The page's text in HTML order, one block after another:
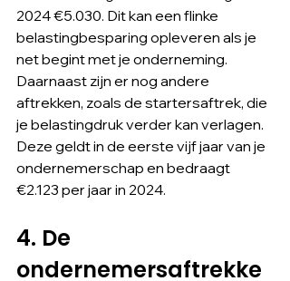
2024 €5.030. Dit kan een flinke
belastingbesparing opleveren als je
net begint met je onderneming.
Daarnaast zijn er nog andere
aftrekken, zoals de startersaftrek, die
je belastingdruk verder kan verlagen.
Deze geldt in de eerste vijf jaar van je
ondernemerschap en bedraagt
€2.123 per jaar in 2024.
4. De
ondernemersaftrekke